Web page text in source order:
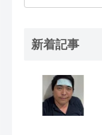
新着記事